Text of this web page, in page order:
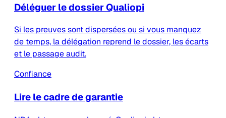
Déléguer le dossier Qualiopi
Si les preuves sont dispersées ou si vous manquez
de temps, la délégation reprend le dossier, les écarts
et le passage audit.
Confiance
Lire le cadre de garantie